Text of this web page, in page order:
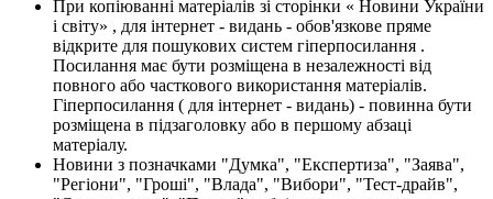
При копіюванні матеріалів зі сторінки « Новини України
і світу» , для інтернет - видань - обов'язкове пряме
відкрите для пошукових систем гіперпосилання .
Посилання має бути розміщена в незалежності від
повного або часткового використання матеріалів.
Гіперпосилання ( для інтернет - видань) - повинна бути
розміщена в підзаголовку або в першому абзаці
матеріалу.
Новини з позначками "Думка", "Експертиза", "Заява",
"Регіони", "Гроші", "Влада", "Вибори", "Тест-драйв",